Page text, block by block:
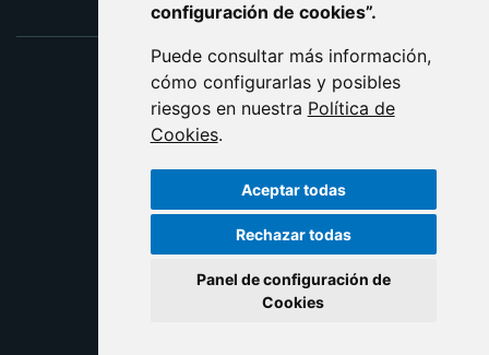
configuración de cookies”.
Puede consultar más información,
cómo configurarlas y posibles
riesgos en nuestra Política de
Cookies.
Aceptar todas
Rechazar todas
Panel de configuración de
Cookies